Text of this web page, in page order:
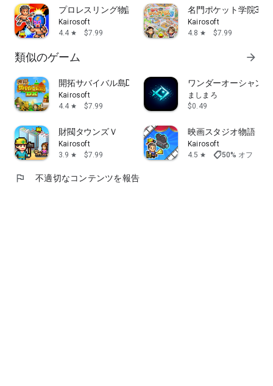
プロレスリング物語
Kairosoft
4.4 star $7.99
名門ポケット学院3
Kairosoft
4.8 star $7.99
類似のゲーム arrow_forward
開拓サバイバル島DX
Kairosoft
4.4 star $7.99
ワンダーオーシャン
ましまろ
$0.49
財閥タウンズＶ
Kairosoft
3.9 star $7.99
映画スタジオ物語
Kairosoft
4.5 star shoppingmode50% オフ
flag 不適切なコンテンツを報告